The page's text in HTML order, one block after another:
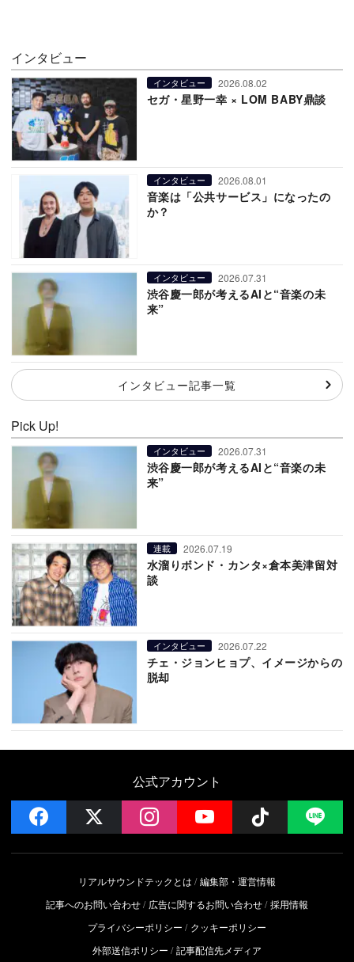
インタビュー
インタビュー 2026.08.02
セガ・星野一幸 × LOM BABY鼎談
インタビュー 2026.08.01
音楽は「公共サービス」になったの
か？
インタビュー 2026.07.31
渋谷慶一郎が考えるAIと“音楽の未
来”
インタビュー記事一覧
Pick Up!
インタビュー 2026.07.31
渋谷慶一郎が考えるAIと“音楽の未
来”
連載 2026.07.19
水溜りボンド・カンタ×倉本美津留対
談
インタビュー 2026.07.22
チェ・ジョンヒョプ、イメージからの
脱却
公式アカウント
facebook instagramYouTube Follow
リアルサウンドテックとは
編集部・運営情報
記事へのお問い合わせ
広告に関するお問い合わせ 採用情報
プライバシーポリシー
クッキーポリシー
外部送信ポリシー
記事配信先メディア